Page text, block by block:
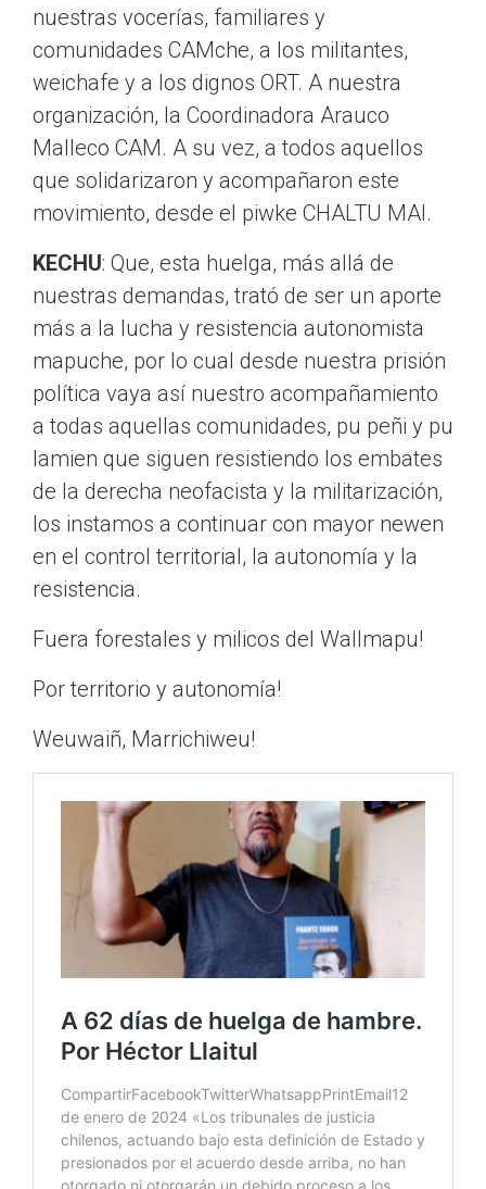
nuestras vocerías, familiares y
comunidades CAMche, a los militantes,
weichafe y a los dignos ORT. A nuestra
organización, la Coordinadora Arauco
Malleco CAM. A su vez, a todos aquellos
que solidarizaron y acompañaron este
movimiento, desde el piwke CHALTU MAI.
KECHU: Que, esta huelga, más allá de
nuestras demandas, trató de ser un aporte
más a la lucha y resistencia autonomista
mapuche, por lo cual desde nuestra prisión
política vaya así nuestro acompañamiento
a todas aquellas comunidades, pu peñi y pu
lamien que siguen resistiendo los embates
de la derecha neofacista y la militarización,
los instamos a continuar con mayor newen
en el control territorial, la autonomía y la
resistencia.
Fuera forestales y milicos del Wallmapu!
Por territorio y autonomía!
Weuwaiñ, Marrichiweu!